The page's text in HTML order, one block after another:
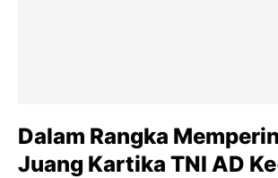
Dalam Rangka
Juang Kartika TNI AD